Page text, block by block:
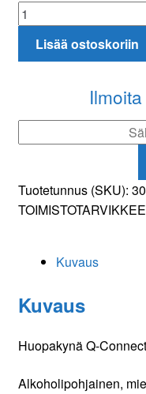
Huopakynä
Q-
Connect
määrä
Lisää ostoskoriin
Tuotetunnus (SKU):
Kuvaus
Kuvaus
Huopakynä Q-
Alkoholipohjainen,